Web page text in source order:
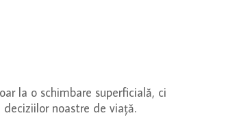
la o schimbare superficială, ci
noastre de viață.